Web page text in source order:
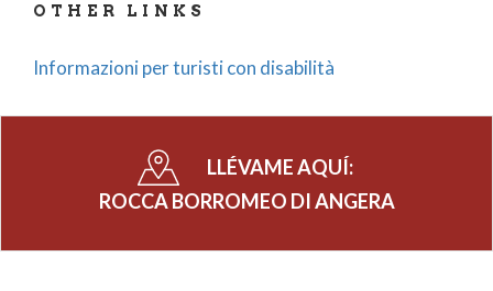
1988 y enriquecido con los años con secciones
colección de muñecas de época se despliega en un
recorrido que va del setecientos hasta hoy.
OTHER LINKS
Informazioni per turisti con disabilità
LLÉVAME AQUÍ:
ROCCA BORROMEO DI ANGERA